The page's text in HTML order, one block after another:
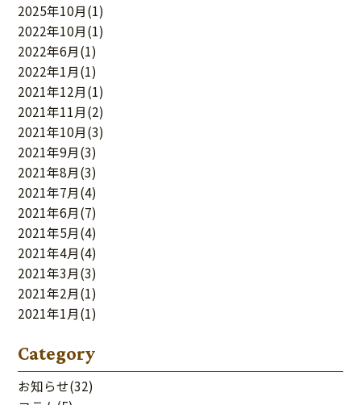
2025年10月(1)
2022年10月(1)
2022年6月(1)
2022年1月(1)
2021年12月(1)
2021年11月(2)
2021年10月(3)
2021年9月(3)
2021年8月(3)
2021年7月(4)
2021年6月(7)
2021年5月(4)
2021年4月(4)
2021年3月(3)
2021年2月(1)
2021年1月(1)
Category
お知らせ(32)